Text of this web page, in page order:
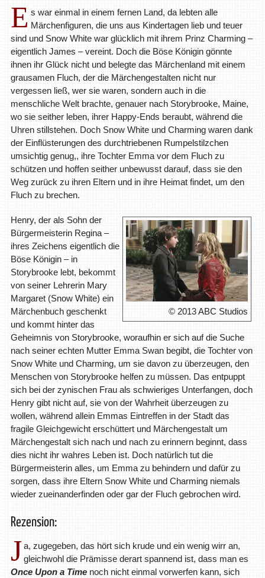
E s war einmal in einem fernen Land, da lebten alle
Märchenfiguren, die uns aus Kindertagen lieb und teuer
sind und Snow White war glücklich mit ihrem Prinz Charming –
eigentlich James – vereint. Doch die Böse Königin gönnte
ihnen ihr Glück nicht und belegte das Märchenland mit einem
grausamen Fluch, der die Märchengestalten nicht nur
vergessen ließ, wer sie waren, sondern auch in die
menschliche Welt brachte, genauer nach Storybrooke, Maine,
wo sie seither leben, ihrer Happy-Ends beraubt, während die
Uhren stillstehen. Doch Snow White und Charming waren dank
der Einflüsterungen des durchtriebenen Rumpelstilzchen
umsichtig genug,, ihre Tochter Emma vor dem Fluch zu
schützen und hoffen seither unbewusst darauf, dass sie den
Weg zurück zu ihren Eltern und in ihre Heimat findet, um den
Fluch zu brechen.
© 2013 ABC Studios
Henry, der als Sohn der
Bürgermeisterin Regina –
ihres Zeichens eigentlich die
Böse Königin – in
Storybrooke lebt, bekommt
von seiner Lehrerin Mary
Margaret (Snow White) ein
Märchenbuch geschenkt
und kommt hinter das
Geheimnis von Storybrooke, woraufhin er sich auf die Suche
nach seiner echten Mutter Emma Swan begibt, die Tochter von
Snow White und Charming, um sie davon zu überzeugen, den
Menschen von Storybrooke helfen zu müssen. Das entpuppt
sich bei der zynischen Frau als schwieriges Unterfangen, doch
Henry gibt nicht auf, sie von der Wahrheit überzeugen zu
wollen, während allein Emmas Eintreffen in der Stadt das
fragile Gleichgewicht erschüttert und Märchengestalt um
Märchengestalt sich nach und nach zu erinnern beginnt, dass
dies nicht ihr wahres Leben ist. Doch natürlich tut die
Bürgermeisterin alles, um Emma zu behindern und dafür zu
sorgen, dass ihre Eltern Snow White und Charming niemals
wieder zueinanderfinden oder gar der Fluch gebrochen wird.
Rezension:
J a, zugegeben, das hört sich krude und ein wenig wirr an,
gleichwohl die Prämisse derart spannend ist, dass man es
Once Upon a Timenoch nicht einmal vorwerfen kann, sich